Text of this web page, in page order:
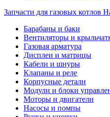
Запчасти для газовых котлов
Барабаны и баки
Вентиляторы и
Газовая арматура
Дисплеи и матрицы
Кабели и шнуры
Клапаны и реле
Корпусные детали
Модули и блоки
Моторы и двигатели
Насосы и помпы